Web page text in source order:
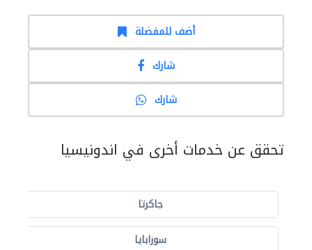
أضف للمفضلة
شارك
شارك
تحقق عن خدمات أخرى في اندونيسيا
جاكرتا
سورابايا